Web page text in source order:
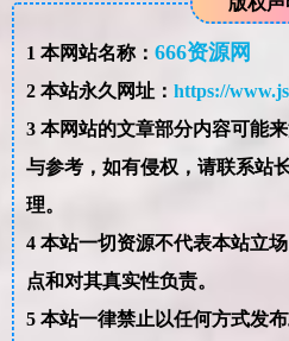
1 本网站名称： 666资源网
2本站永久网址： https://
3本网站的文章部分内容可能
与参考，如有侵权，请联系站长微信：
理。
4本站一切资源不代表本站立
点和对其真实性负责。
5本站一律禁止以任何方式发